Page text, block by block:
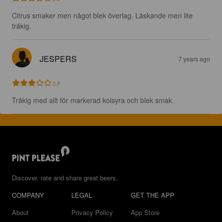
Citrus smaker men något blek överlag. Läskande men lite
tråkig.
JESPERS 7 years ago
2.9
Tråkig med allt för markerad kolsyra och blek smak.
Discover, rate and share great beers.
COMPANY
About
LEGAL
Privacy Policy
GET THE APP
App Store